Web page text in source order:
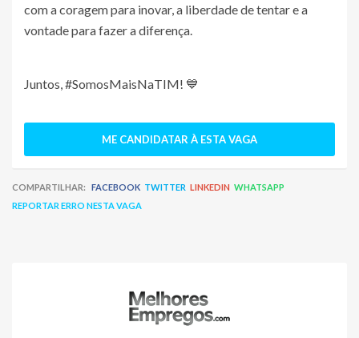
com a coragem para inovar, a liberdade de tentar e a
vontade para fazer a diferença.
Juntos, #SomosMaisNaTIM! 💙
ME CANDIDATAR À ESTA VAGA
COMPARTILHAR: FACEBOOK TWITTER LINKEDIN WHATSAPP
REPORTAR ERRO NESTA VAGA